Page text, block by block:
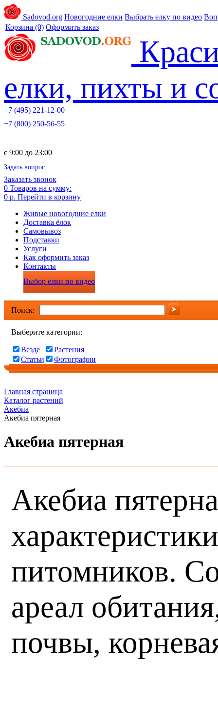
Sadovod.org Новогодние елки Выбрать елку по видео
Корзина (0) Оформить заказ
елки, пихты и
+7 (495) 221-12-00
+7 (800) 250-56-55
c 9:00 до 23:00
Задать вопрос
Заказать звонок
0 Товаров на сумму:
0 р. Перейти в корзину
Живые новогодние елки
Доставка ёлок
Самовывоз
Подставки
Услуги
Как оформить заказ
Контакты
Выбор елки по видео
Поиск:
Выберите категории:
Везде
Растения
Статьи
Фотографии
Главная страница
Каталог растений
Акебиа
Акебиа пятерная
Акебиа пятерная
Акебиа
питомников.
ареал
почвы,